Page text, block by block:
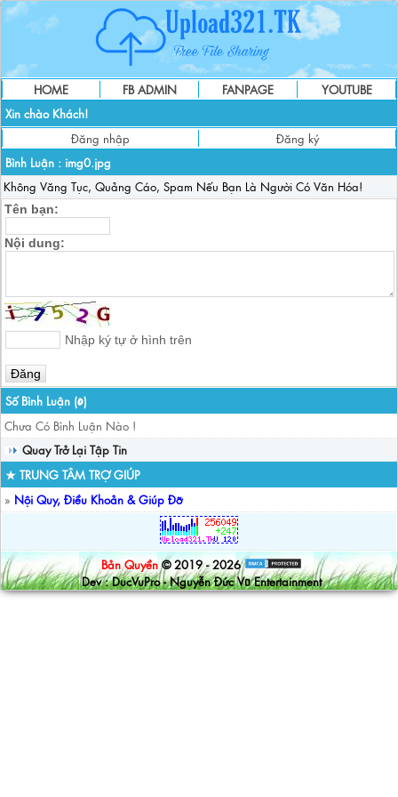
HOME FB ADMIN FANPAGE
YOUTUBE
Xin chào Khách!
Đăng nhập
Đăng ký
Bình Luận : img0.jpg
Không Văng Tục, Quảng Cáo, Spam Nếu Bạn Là Người Có Văn Hóa!
Tên bạn:
Nội dung:
Nhập ký tự ở hình trên
Số Bình Luận (0)
Chưa Có Bình Luận Nào !
Quay Trở Lại Tập Tin
★ TRUNG TÂM TRỢ GIÚP
» Nội Quy, Điều Khoản & Giúp Đỡ
Bản Quyền © 2019 - 2026
Dev : DucVuPro - Nguyễn Đức Vũ Entertainment